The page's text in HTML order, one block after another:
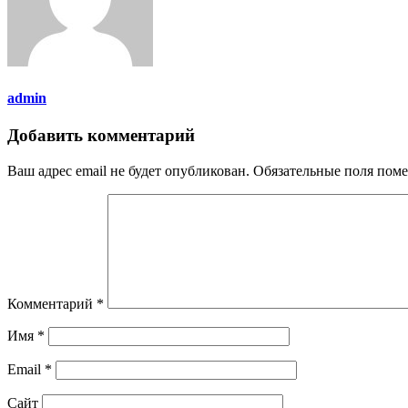
admin
Добавить комментарий
Ваш адрес email не будет опубликован. Обязательные поля
Комментарий *
Имя *
Email *
Сайт